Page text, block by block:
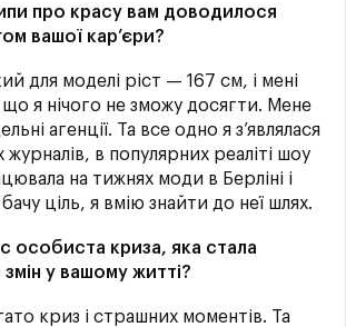
про красу вам доводилося
вашої кар’єри?
для моделі ріст — 167 см, і мені
що я нічого не зможу досягти. Мене
агенції. Та все одно я з’являлася
журналів, в популярних реаліті шоу
на тижнях моди в Берліні і
ціль, я вмію знайти до неї шлях.
особиста криза, яка стала
у вашому житті?
криз і страшних моментів. Та